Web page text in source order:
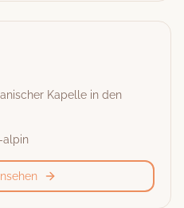
Kapelle in den
alpin